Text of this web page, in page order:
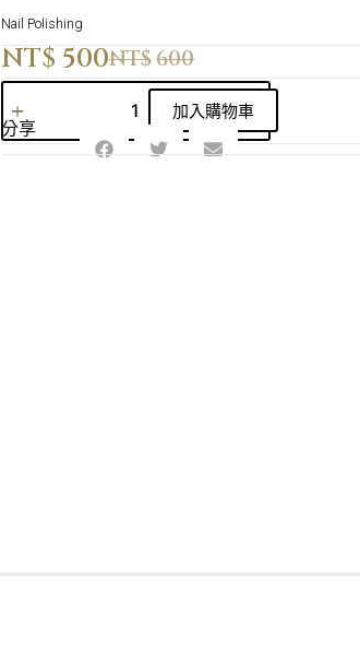
Nail Polishing
NT$600
NT$ 500
加入購物車
A
t
分享